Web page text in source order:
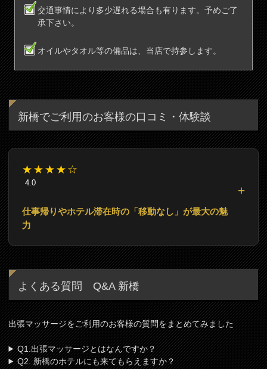
交通事情により多少遅れる場合も有ります。予めご了
承下さい。
オイルやタオル等の備品は、当店で持参します。
新橋でご利用のお客様の口コミ・体験談
★★★★☆
4.0
仕事帰りやホテル滞在時の「移動なし」が最大の魅
力
よくある質問 Q&A 新橋
出張マッサージをご利用のお客様の質問をまとめてみました
Q1.出張マッサージとはなんですか？
Q2. 新橋のホテルにも来てもらえますか？